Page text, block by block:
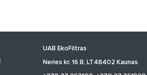
UAB EkoFiltras
Neries kr. 16 B, LT48402 Kaunas